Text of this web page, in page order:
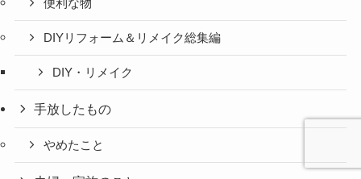
便利な物
DIYリフォーム＆リメイク総集編
DIY・リメイク
手放したもの
やめたこと